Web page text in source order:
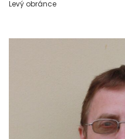
Levý obránce